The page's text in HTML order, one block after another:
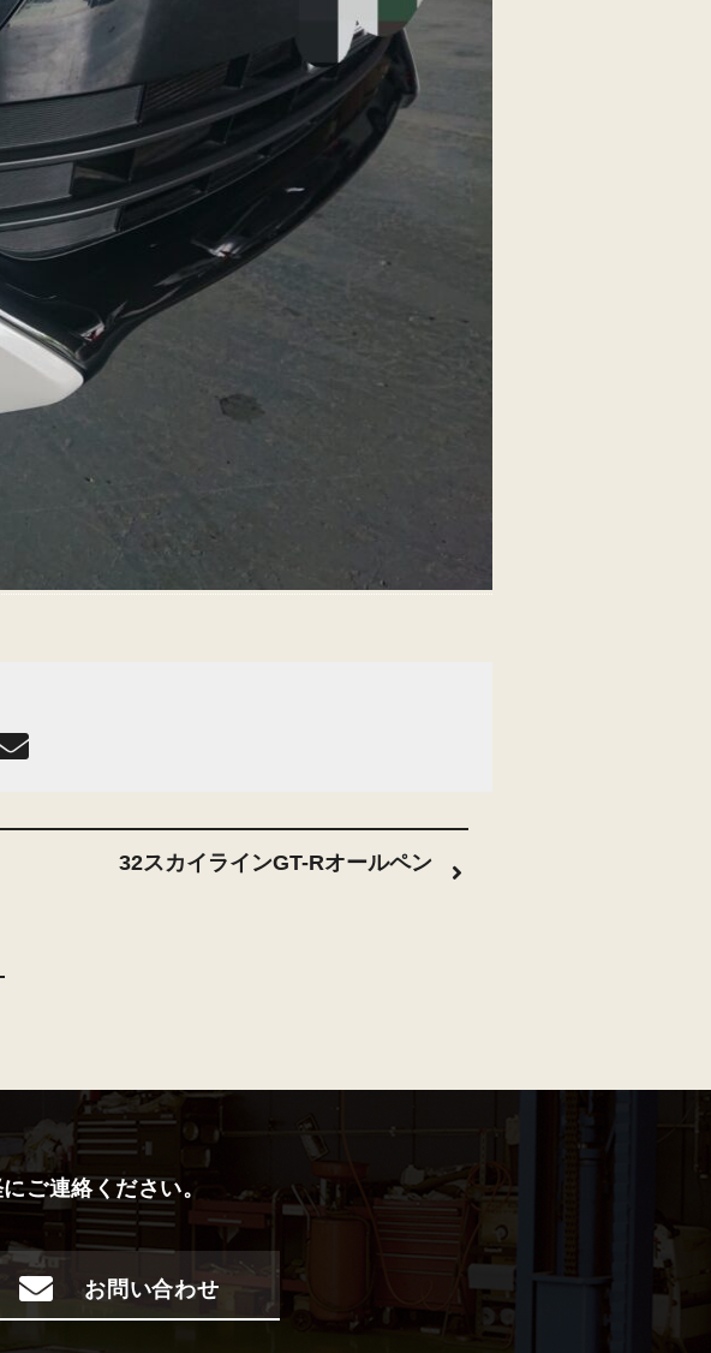
32スカイラインGT-Rオールペン
ご連絡ください。
お問い合わせ